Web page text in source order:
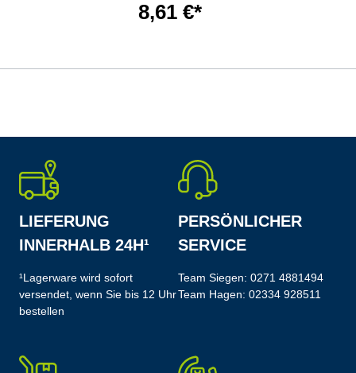
8,61 €*
LIEFERUNG
INNERHALB 24H¹
¹Lagerware wird sofort
versendet, wenn Sie bis 12 Uhr
bestellen
PERSÖNLICHER
SERVICE
Team Siegen: 0271 4881494
Team Hagen: 02334 928511